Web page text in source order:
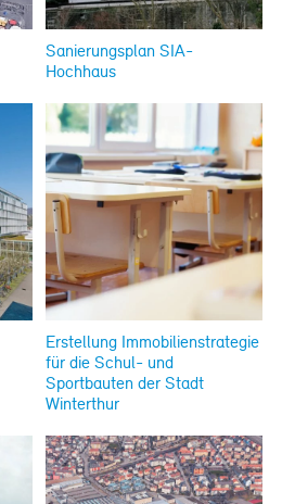
Sanierungsplan SIA-
Hochhaus
Erstellung Immobilienstrategie
für die Schul- und
Sportbauten der Stadt
Winterthur